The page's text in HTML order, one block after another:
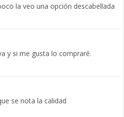
la veo una opción descabellada
y si me gusta lo compraré.
se nota la calidad